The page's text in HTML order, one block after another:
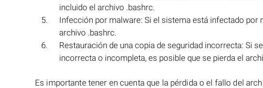
incluido el archivo .bashrc.
Infección por malware: Si el sistema está infectado por
archivo .bashrc.
Restauración de una copia de seguridad incorrecta: Si
incorrecta o incompleta, es posible que se pierda el
Es importante tener en cuenta que la pérdida o el fallo del